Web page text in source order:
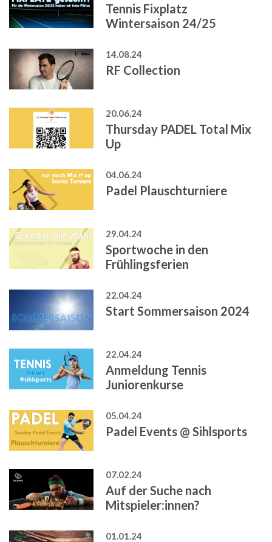
Tennis Fixplatz
Wintersaison 24/25
14.08.24
RF Collection
20.06.24
Thursday PADEL Total Mix
Up
04.06.24
Padel Plauschturniere
29.04.24
Sportwoche in den
Frühlingsferien
22.04.24
Start Sommersaison 2024
22.04.24
Anmeldung Tennis
Juniorenkurse
05.04.24
Padel Events @ Sihlsports
07.02.24
Auf der Suche nach
Mitspieler:innen?
01.01.24